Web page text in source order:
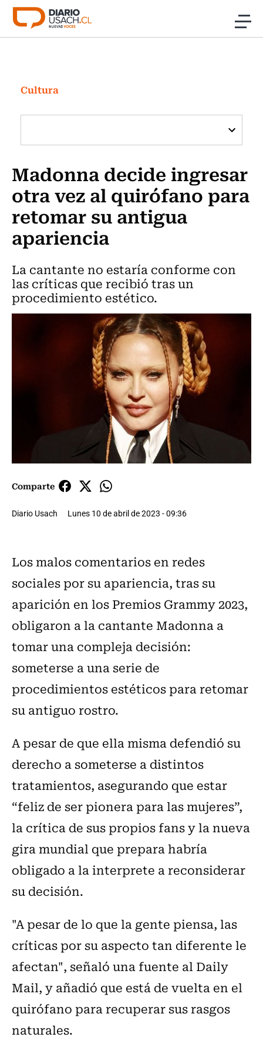
Click acá para ir directamente al contenido
Investigación
Cultura
Programas Radio y TV Usach
Cultura
Madonna decide ingresar
otra vez al quirófano para
retomar su antigua
apariencia
La cantante no estaría conforme con
las críticas que recibió tras un
procedimiento estético.
Comparte
Diario Usach Lunes 10 de abril de 2023 - 09:36
Los malos comentarios en redes
sociales por su apariencia, tras su
aparición en los Premios Grammy 2023,
obligaron a la cantante Madonna a
tomar una compleja decisión:
someterse a una serie de
procedimientos estéticos para retomar
su antiguo rostro.
A pesar de que ella misma defendió su
derecho a someterse a distintos
tratamientos, asegurando que estar
“feliz de ser pionera para las mujeres”,
la crítica de sus propios fans y la nueva
gira mundial que prepara habría
obligado a la interprete a reconsiderar
su decisión.
"A pesar de lo que la gente piensa, las
críticas por su aspecto tan diferente le
afectan", señaló una fuente al Daily
Mail, y añadió que está de vuelta en el
quirófano para recuperar sus rasgos
naturales.